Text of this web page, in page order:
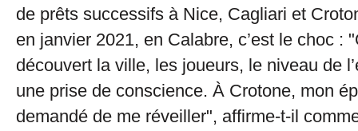
de prêts successifs à Nice, Cagliari et
en janvier 2021, en Calabre, c’est le choc :
découvert la ville, les joueurs, le niveau de
une prise de conscience. À Crotone, mon
demandé de me réveiller", affirme-t-il